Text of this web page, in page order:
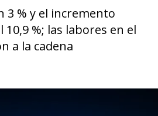
3 % y el incremento
%; las labores en el
a la cadena